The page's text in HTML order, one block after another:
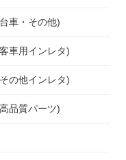
車・その他)
車用インレタ)
の他インレタ)
品質パーツ)